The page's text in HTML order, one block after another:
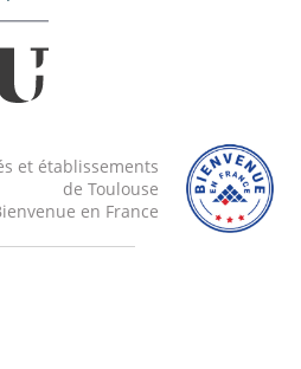
et établissements
de Toulouse
en France